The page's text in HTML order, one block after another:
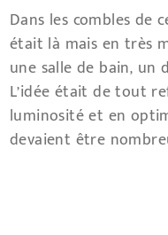
Dans les combles
était là mais en très
une salle de bain, un
L’idée était de tout
luminosité et en
devaient être